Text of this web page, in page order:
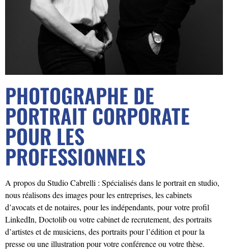
PHOTOGRAPHE DE
PORTRAIT CORPORATE
POUR LES
PROFESSIONNELS
A propos du Studio Cabrelli : Spécialisés dans le portrait en studio,
nous réalisons des images pour les entreprises, les cabinets
d’avocats et de notaires, pour les indépendants, pour votre profil
LinkedIn, Doctolib ou votre cabinet de recrutement, des portraits
d’artistes et de musiciens, des portraits pour l’édition et pour la
presse ou une illustration pour votre conférence ou votre thèse.